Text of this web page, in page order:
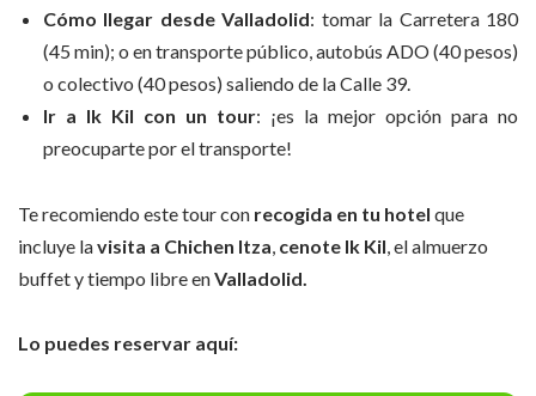
Cómo llegar desde Valladolid: tomar la Carretera 180
(45 min); o en transporte público, autobús ADO (40 pesos)
o colectivo (40 pesos) saliendo de la Calle 39.
Ir a Ik Kil con un tour: ¡es la mejor opción para no
preocuparte por el transporte!
Te recomiendo este tour con recogida en tu hotel que
incluye lavisita a Chichen Itza cenote Ik Kil , el almuerzo
buffet y tiempo libre enValladolid.
Lo puedes reservar aquí: